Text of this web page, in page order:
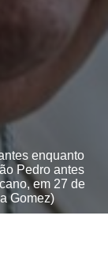
enquanto
Pedro antes
em 27 de
Gomez)